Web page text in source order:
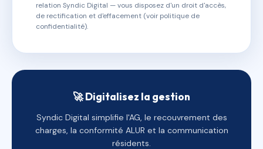
relation Syndic Digital — vous disposez d'un droit d'accès,
de rectification et d'effacement (voir politique de
confidentialité).
🚀 Digitalisez la gestion
Syndic Digital simplifie l'AG, le recouvrement des
charges, la conformité ALUR et la communication
résidents.